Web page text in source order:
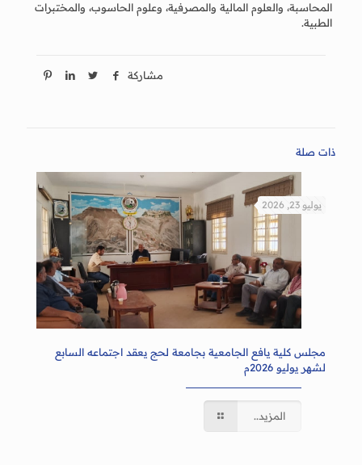
المحاسبة، والعلوم المالية والمصرفية، وعلوم الحاسوب، والمختبرات
الطبية.
مشاركة
ذات صلة
يوليو 23, 2026
مجلس كلية يافع الجامعية بجامعة لحج يعقد اجتماعه السابع
لشهر يوليو 2026م
المزيد..